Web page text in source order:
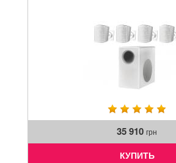
35 910 грн
КУПИТЬ